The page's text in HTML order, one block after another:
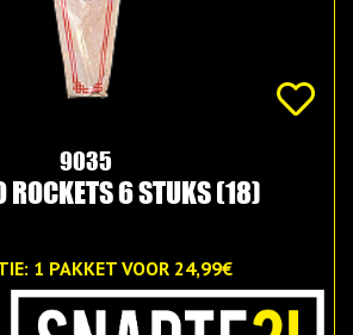
9035
ROCKETS 6 STUKS (18)
1 PAKKET VOOR 24,99€